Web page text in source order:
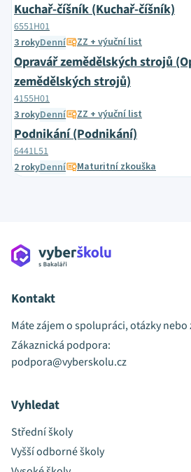
Kuchař-číšník (Kuchař-číšník)
6551H01
3 rokyDenní ZZ + výuční list
Opravář zemědělských strojů
zemědělských strojů)
4155H01
3 rokyDenní ZZ + výuční list
Podnikání (Podnikání)
6441L51
2 rokyDenní Maturitní zkouška
Kontakt
Máte zájem o spolupráci, otázky nebo
Zákaznická podpora:
podpora@vyberskolu.cz
Vyhledat
Střední školy
Vyšší odborné školy